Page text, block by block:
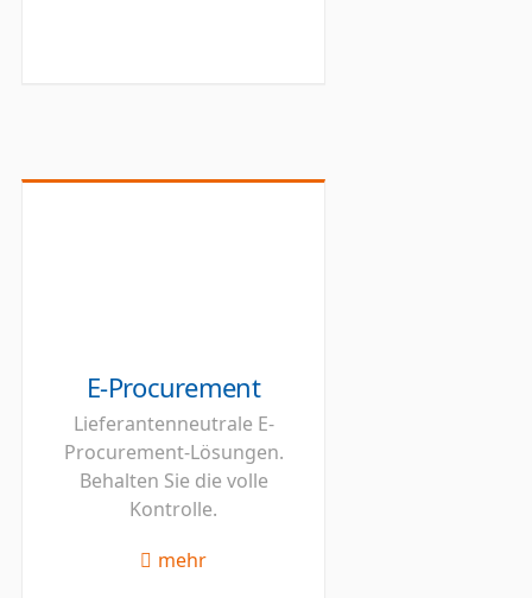
E-Procurement
Lieferantenneutrale E-
Procurement-Lösungen.
Behalten Sie die volle
Kontrolle.
mehr